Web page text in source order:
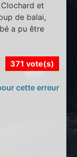
et
de balai,
a pu être
371 vote(s)
cette erreur